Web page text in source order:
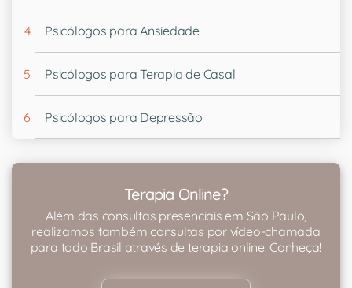
Psicólogos para Ansiedade
Psicólogos para Terapia de Casal
Psicólogos para Depressão
Terapia Online?
Além das consultas presenciais em São Paulo,
realizamos também consultas por vídeo-chamada
para todo Brasil através de terapia online. Conheça!